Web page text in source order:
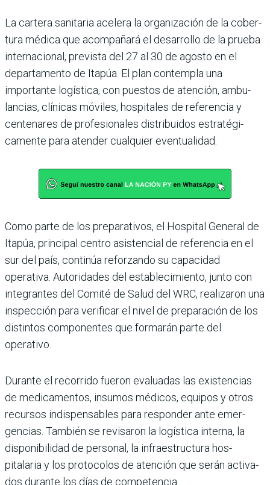
La cartera sanitaria acelera la organización de la cober­
tura médica que acom­pañará el desarrollo de la prueba
internacional, pre­vista del 27 al 30 de agosto en el
departamento de Ita­púa. El plan contempla una
importante logística, con puestos de atención, ambu­
lancias, clínicas móviles, hospitales de referencia y
centenares de profesiona­les distribuidos estratégi­
camente para atender cual­quier eventualidad.
Como parte de los prepa­rativos, el Hospital Gene­ral de
Itapúa, principal cen­tro asistencial de referencia en el
sur del país, continúa reforzando su capacidad
operativa. Autoridades del establecimiento, junto con
integrantes del Comité de Salud del WRC, realizaron una
inspección para verifi­car el nivel de preparación de los
distintos componen­tes que formarán parte del
operativo.
Durante el recorrido fueron evaluadas las existencias
de medicamentos, insumos médicos, equipos y otros
recursos indispensables para responder ante emer­
gencias. También se revi­saron la logística interna, la
disponibilidad de perso­nal, la infraestructura hos­
pitalaria y los protocolos de atención que serán activa­
dos durante los días de com­petencia.